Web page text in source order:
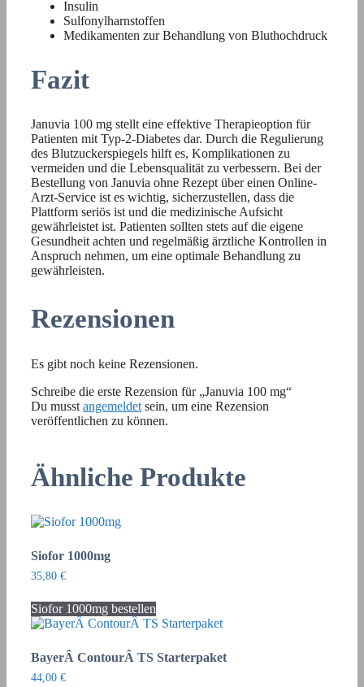
Insulin
Sulfonylharnstoffen
Medikamenten zur Behandlung von Bluthochdruck
Fazit
Januvia 100 mg stellt eine effektive Therapieoption für
Patienten mit Typ-2-Diabetes dar. Durch die Regulierung
des Blutzuckerspiegels hilft es, Komplikationen zu
vermeiden und die Lebensqualität zu verbessern. Bei der
Bestellung von Januvia ohne Rezept über einen Online-
Arzt-Service ist es wichtig, sicherzustellen, dass die
Plattform seriös ist und die medizinische Aufsicht
gewährleistet ist. Patienten sollten stets auf die eigene
Gesundheit achten und regelmäßig ärztliche Kontrollen in
Anspruch nehmen, um eine optimale Behandlung zu
gewährleisten.
Rezensionen
Es gibt noch keine Rezensionen.
Schreibe die erste Rezension für „Januvia 100 mg“
Du musst angemeldet sein, um eine Rezension
veröffentlichen zu können.
Ähnliche Produkte
Siofor 1000mg
35,80 €
Siofor 1000mg bestellen
BayerÂ ContourÂ TS Starterpaket
44,00 €